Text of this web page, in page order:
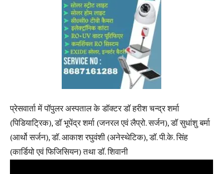
प्रेसवार्ता में पॉपुलर अस्पताल के डॉक्टर डॉ हरीश चन्द्र शर्मा
(पिडियाट्रिक), डॉ भूपेंद्र शर्मा (जनरल एवं लैप्रो. सर्जन), डॉ सुधांशु बर्मा
(आर्थो सर्जन), डॉ. आकाश रघुवंशी (अनेस्थेटिक), डॉ. पी.के. सिंह
(कार्डियो एवं फिजिसियन) तथा डॉ. शिवानी